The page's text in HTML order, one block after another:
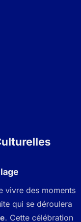
vivre des moments
qui se déroulera
. Cette célébration